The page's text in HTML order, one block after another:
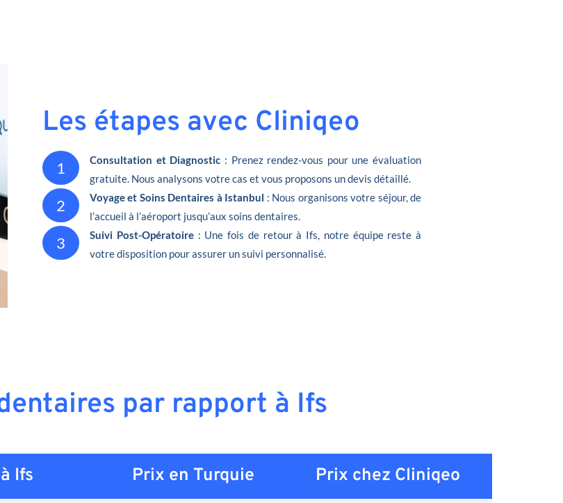
Les étapes avec Cliniqeo
1 Consultation et Diagnostic : Prenez rendez-vous pour une évaluation
gratuite. Nous analysons votre cas et vous proposons un devis détaillé.
2 Voyage et Soins Dentaires à Istanbul : Nous organisons votre séjour, de
l’accueil à l’aéroport jusqu’aux soins dentaires.
3 Suivi Post-Opératoire : Une fois de retour à Ifs, notre équipe reste à
votre disposition pour assurer un suivi personnalisé.
par rapport à Ifs
Ifs Prix en Turquie Prix chez Cliniqeo